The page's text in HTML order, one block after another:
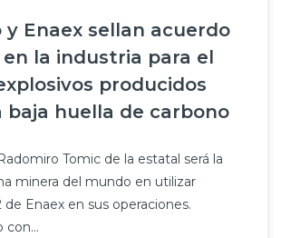
y Enaex sellan acuerdo
la industria para el
producidos
baja huella de carbono
Tomic de la estatal será la
minera del mundo en utilizar
de Enaex en sus operaciones.
con...